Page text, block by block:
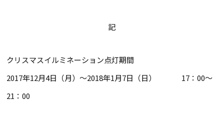
記
クリスマスイルミネーション点灯期間
2017年12月4日（月）～2018年1月7日（日） 17：00～
21：00